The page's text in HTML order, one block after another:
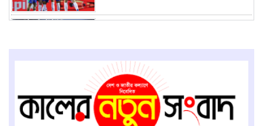
সুস্বাস্থ্যের জন্য সেরা ১২টি হেলথ টিপস